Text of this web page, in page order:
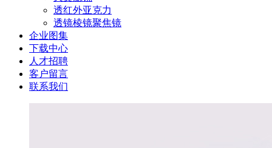
透红外亚克力
透镜棱镜聚焦镜
企业图集
下载中心
人才招聘
客户留言
联系我们